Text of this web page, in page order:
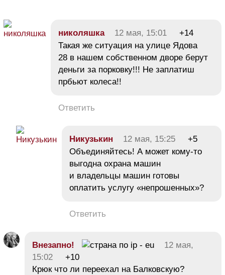
николяшка 12 мая, 15:01
+14
Такая же ситуация на улице Ядова
28 в нашем собственном дворе берут
деньги за порковку!!! Не заплатиш
прбьют колеса!!
Ответить
Никузькин 12 мая, 15:25
+5
Объединяйтесь! А может кому-то
выгодна охрана машин
и владельцы машин готовы
оплатить услугу «непрошенных»?
Ответить
Внезапно!
12 мая,
15:02
+10
Крюк что ли переехал на Балковскую?